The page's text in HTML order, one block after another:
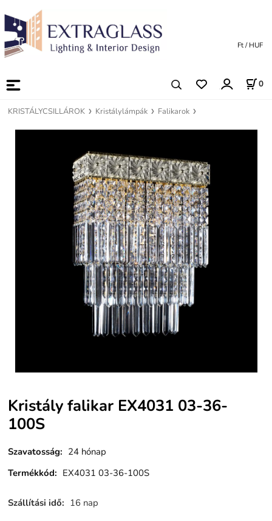
0
Ft / HUF
KRISTÁLYCSILLÁROK Kristálylámpák Falikarok
Kristály falikar EX4031 03-36-
100S
Szavatosság: 24 hónap
Termékkód: EX4031 03-36-100S
Szállítási idő: 16 nap